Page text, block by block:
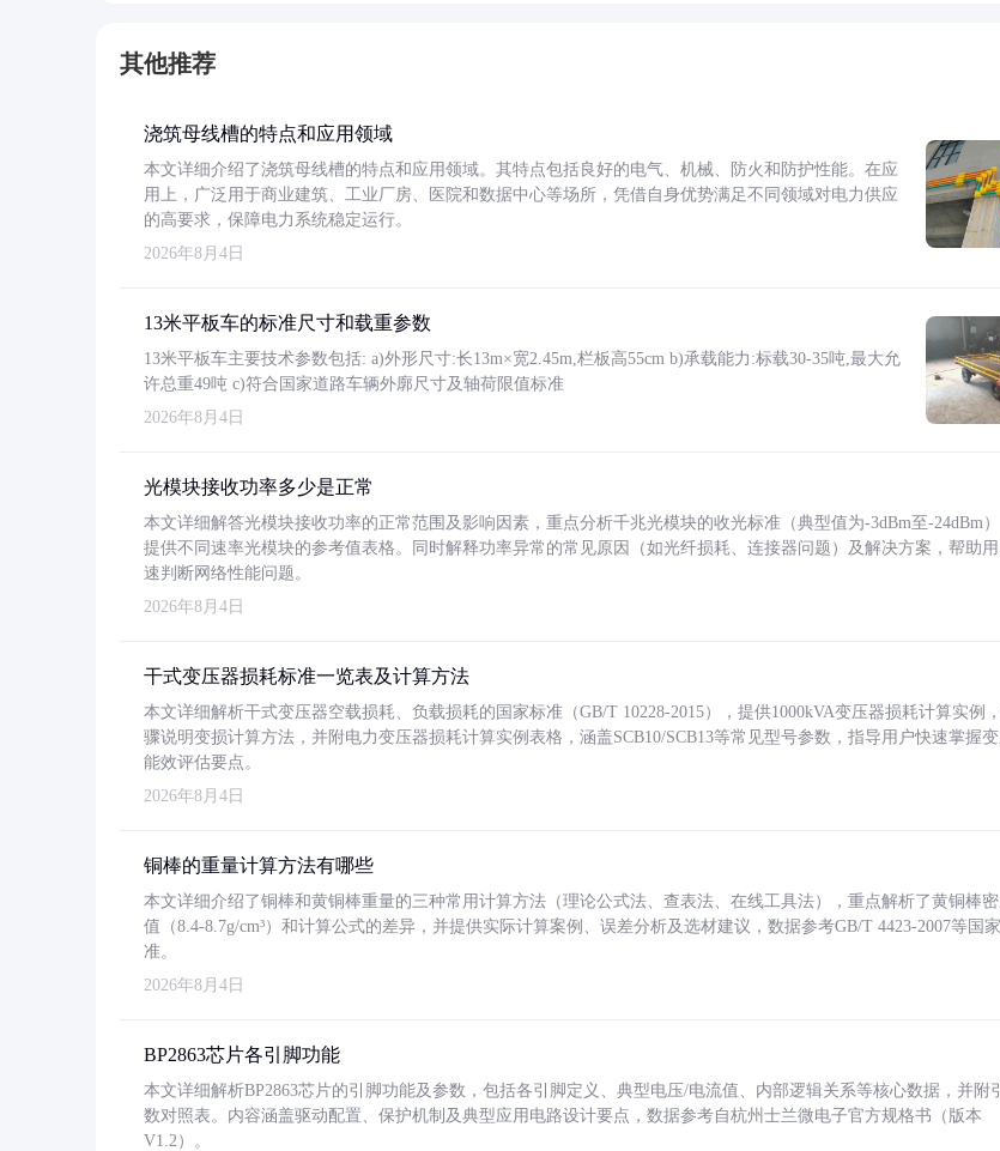
其他推荐
浇筑母线槽的特点和应用领域
本文详细介绍了浇筑母线槽的特点和应用领域。其特点包括良好的电气、机械、防火和防护性能。在应
用上，广泛用于商业建筑、工业厂房、医院和数据中心等场所，凭借自身优势满足不同领域对电力供应
的高要求，保障电力系统稳定运行。
2026年8月4日
13米平板车的标准尺寸和载重参数
13米平板车主要技术参数包括: a)外形尺寸:长13m×宽2.45m,栏板高55cm b)承载能力:标载30-35吨,最大允
许总重49吨 c)符合国家道路车辆外廓尺寸及轴荷限值标准
2026年8月4日
光模块接收功率多少是正常
本文详细解答光模块接收功率的正常范围及影响因素，重点分析千兆光模块的收光标准（典型值为-3dBm至-24dBm
提供不同速率光模块的参考值表格。同时解释功率异常的常见原因（如光纤损耗、连接器问题）及解决方案，帮助
速判断网络性能问题。
2026年8月4日
干式变压器损耗标准一览表及计算方法
本文详细解析干式变压器空载损耗、负载损耗的国家标准（GB/T 10228-2015），提供1000kVA变压器损耗计算实例
骤说明变损计算方法，并附电力变压器损耗计算实例表格，涵盖SCB10/SCB13等常见型号参数，指导用户快速掌握
能效评估要点。
2026年8月4日
铜棒的重量计算方法有哪些
本文详细介绍了铜棒和黄铜棒重量的三种常用计算方法（理论公式法、查表法、在线工具法），重点解析了黄铜棒密
值（8.4-8.7g/cm³）和计算公式的差异，并提供实际计算案例、误差分析及选材建议，数据参考GB/T 4423-2007等国
准。
2026年8月4日
BP2863芯片各引脚功能
本文详细解析BP2863芯片的引脚功能及参数，包括各引脚定义、典型电压/电流值、内部逻辑关系等核心数据，并附
数对照表。内容涵盖驱动配置、保护机制及典型应用电路设计要点，数据参考自杭州士兰微电子官方规格书（版本
V1.2）。